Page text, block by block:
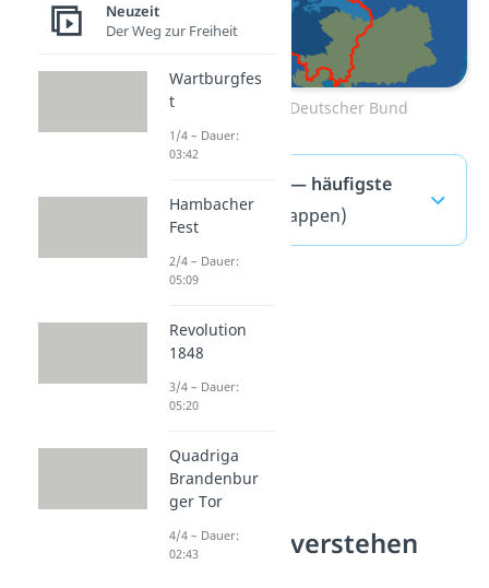
Zum Video: Deutscher Bund
Restauration — häufigste
Fragen (ausklappen)
Geschichte verstehen
Neuzeit
Der Weg zur Freiheit
Wartburgfes
t
1/4 – Dauer:
03:42
Hambacher
Fest
2/4 – Dauer:
05:09
Revolution
1848
3/4 – Dauer:
05:20
Quadriga
Brandenbur
ger Tor
4/4 – Dauer:
02:43